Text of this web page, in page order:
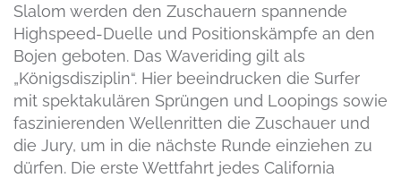
Slalom werden den Zuschauern spannende
Highspeed-Duelle und Positionskämpfe an den
Bojen geboten. Das Waveriding gilt als
„Königsdisziplin“. Hier beeindrucken die Surfer
mit spektakulären Sprüngen und Loopings sowie
faszinierenden Wellenritten die Zuschauer und
die Jury, um in die nächste Runde einziehen zu
dürfen. Die erste Wettfahrt jedes California